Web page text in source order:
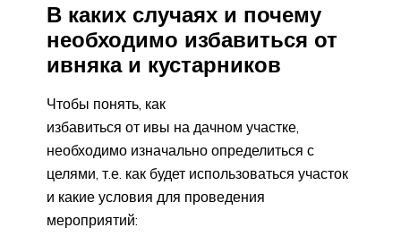
В каких случаях и почему
необходимо избавиться от
ивняка и кустарников
Чтобы понять, как
избавиться от ивы на дачном участке,
необходимо изначально определиться с
целями, т.е. как будет использоваться участок
и какие условия для проведения
мероприятий: